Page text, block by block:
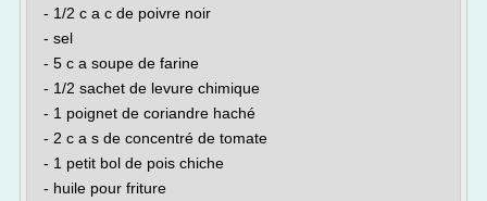
- 1/2 c a c de poivre noir
- sel
- 5 c a soupe de farine
- 1/2 sachet de levure chimique
- 1 poignet de coriandre haché
- 2 c a s de concentré de tomate
- 1 petit bol de pois chiche
- huile pour friture